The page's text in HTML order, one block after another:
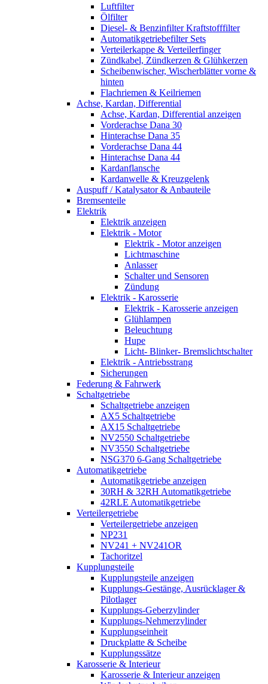
Luftfilter
Ölfilter
Diesel- & Benzinfilter Kraftstofffilter
Automatikgetriebefilter Sets
Verteilerkappe & Verteilerfinger
Zündkabel, Zündkerzen & Glühkerzen
Scheibenwischer, Wischerblätter vorne &
hinten
Flachriemen & Keilriemen
Achse, Kardan, Differential
Achse, Kardan, Differential anzeigen
Vorderachse Dana 30
Hinterachse Dana 35
Vorderachse Dana 44
Hinterachse Dana 44
Kardanflansche
Kardanwelle & Kreuzgelenk
Auspuff / Katalysator & Anbauteile
Bremsenteile
Elektrik
Elektrik anzeigen
Elektrik - Motor
Elektrik - Motor anzeigen
Lichtmaschine
Anlasser
Schalter und Sensoren
Zündung
Elektrik - Karosserie
Elektrik - Karosserie anzeigen
Glühlampen
Beleuchtung
Hupe
Licht- Blinker- Bremslichtschalter
Elektrik - Antriebsstrang
Sicherungen
Federung & Fahrwerk
Schaltgetriebe
Schaltgetriebe anzeigen
AX5 Schaltgetriebe
AX15 Schaltgetriebe
NV2550 Schaltgetriebe
NV3550 Schaltgetriebe
NSG370 6-Gang Schaltgetriebe
Automatikgetriebe
Automatikgetriebe anzeigen
30RH & 32RH Automatikgetriebe
42RLE Automatikgetriebe
Verteilergetriebe
Verteilergetriebe anzeigen
NP231
NV241 + NV241OR
Tachoritzel
Kupplungsteile
Kupplungsteile anzeigen
Kupplungs-Gestänge, Ausrücklager &
Pilotlager
Kupplungs-Geberzylinder
Kupplungs-Nehmerzylinder
Kupplungseinheit
Druckplatte & Scheibe
Kupplungssätze
Karosserie & Interieur
Karosserie & Interieur anzeigen